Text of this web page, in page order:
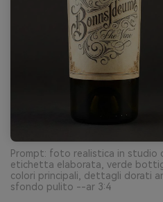
Prompt: foto realistica in studio
etichetta elaborata, verde
colori principali, dettagli dorati
sfondo pulito --ar 3:4